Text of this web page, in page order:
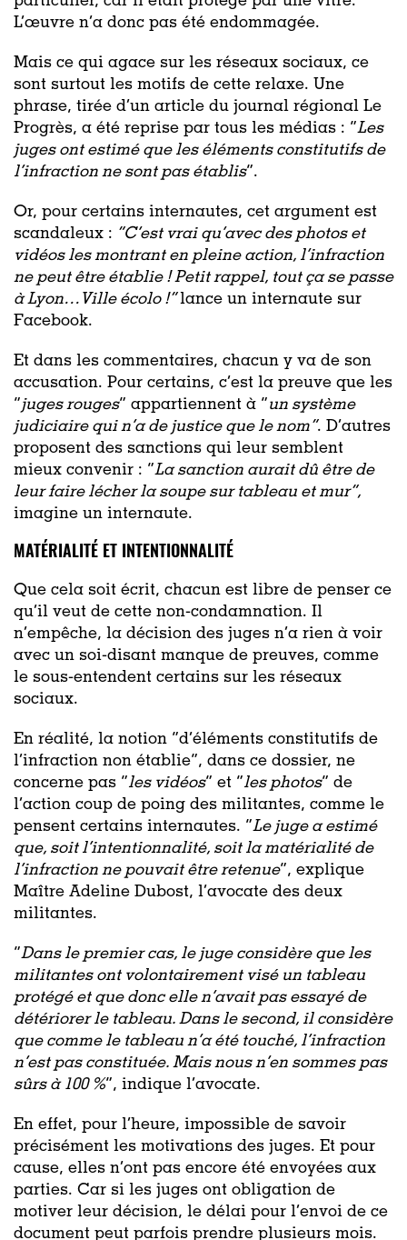
L’œuvre n’a donc pas été endommagée.
Mais ce qui agace sur les réseaux sociaux, ce
sont surtout les motifs de cette relaxe. Une
phrase, tirée d’un article du journal régional Le
Progrès, a été reprise par tous les médias : “Les
juges ont estimé que les éléments constitutifs de
l’infraction ne sont pas établis”.
Or, pour certains internautes, cet argument est
scandaleux : “C’est vrai qu’avec des photos et
vidéos les montrant en pleine action, l’infraction
ne peut être établie ! Petit rappel, tout ça se passe
à Lyon…Ville écolo !”lance un internaute sur
Facebook.
Et dans les commentaires, chacun y va de son
accusation. Pour certains, c’est la preuve que les
“juges rouges” appartiennent à “un système
judiciaire qui n’a de justice que le nom”. D’autres
proposent des sanctions qui leur semblent
mieux convenir : “La sanction aurait dû être de
leur faire lécher la soupe sur tableau et mur”,
imagine un internaute.
MATÉRIALITÉ ET INTENTIONNALITÉ
Que cela soit écrit, chacun est libre de penser ce
qu’il veut de cette non-condamnation. Il
n’empêche, la décision des juges n’a rien à voir
avec un soi-disant manque de preuves, comme
le sous-entendent certains sur les réseaux
sociaux.
En réalité, la notion “d’éléments constitutifs de
l’infraction non établie”, dans ce dossier, ne
concerne pas “les vidéos” et “les photos” de
l’action coup de poing des militantes, comme le
pensent certains internautes. “Le juge a estimé
que, soit l’intentionnalité, soit la matérialité de
l’infraction ne pouvait être retenue”, explique
Maître Adeline Dubost, l’avocate des deux
militantes.
“Dans le premier cas, le juge considère que les
militantes ont volontairement visé un tableau
protégé et que donc elle n’avait pas essayé de
détériorer le tableau. Dans le second, il considère
que comme le tableau n’a été touché, l’infraction
n’est pas constituée. Mais nous n’en sommes pas
sûrs à 100 %”, indique l’avocate.
En effet, pour l’heure, impossible de savoir
précisément les motivations des juges. Et pour
cause, elles n’ont pas encore été envoyées aux
parties. Car si les juges ont obligation de
motiver leur décision, le délai pour l’envoi de ce
document peut parfois prendre plusieurs mois.